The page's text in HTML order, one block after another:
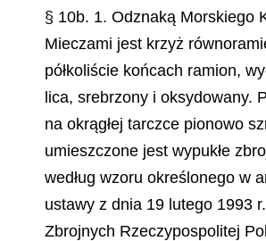
§ 10b. 1. Odznaką Morskiego
Mieczami jest krzyż
półkoliście końcach ramion,
lica, srebrzony i oksydowany.
na okrągłej tarczce pionowo
umieszczone jest wypukłe
według wzoru określonego w
ustawy z dnia 19 lutego 1993
Zbrojnych Rzeczypospolitej